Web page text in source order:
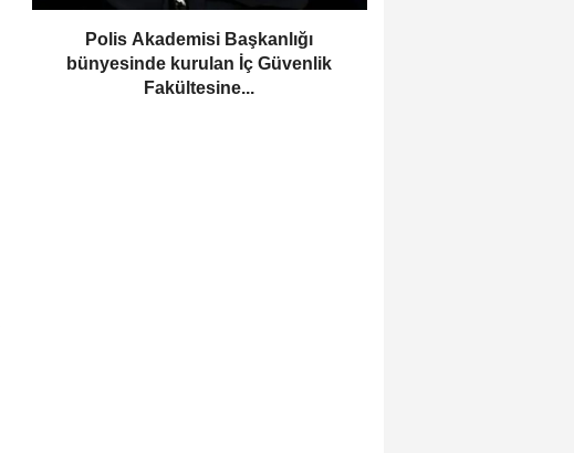
Polis Akademisi Başkanlığı
bünyesinde kurulan İç Güvenlik
Fakültesine...